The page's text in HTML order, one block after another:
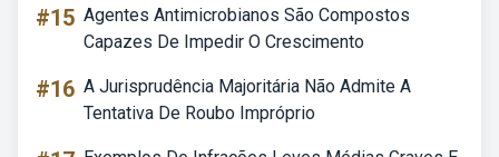
#15 Agentes Antimicrobianos São Compostos
Capazes De Impedir O Crescimento
#16 A Jurisprudência Majoritária Não Admite A
Tentativa De Roubo Impróprio